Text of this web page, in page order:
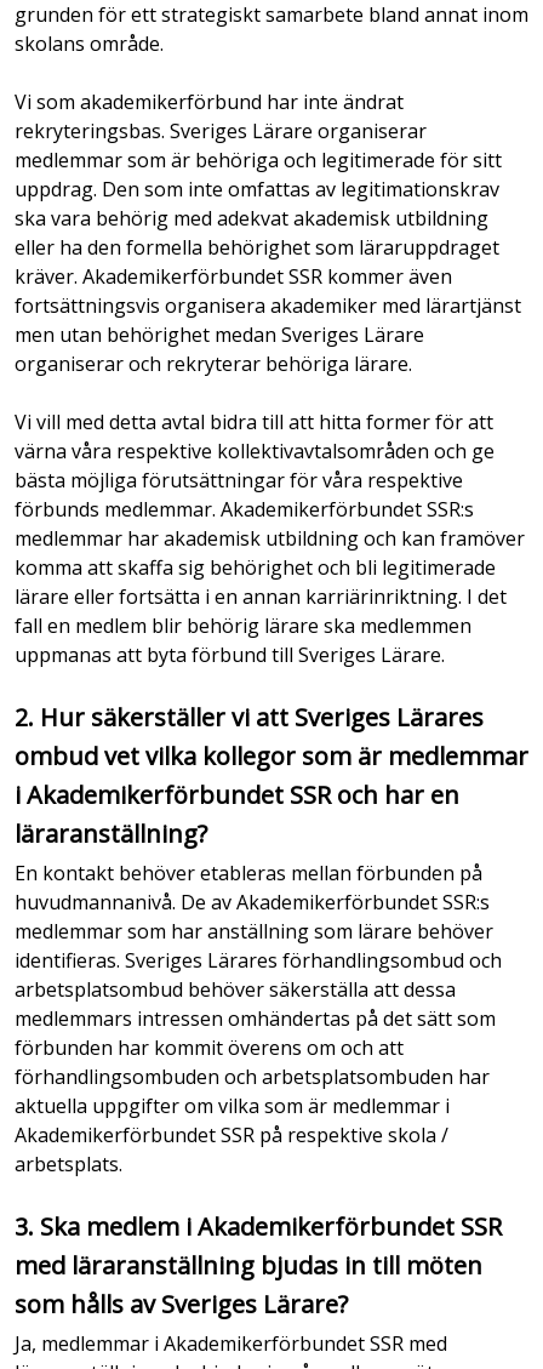
grunden för ett strategiskt samarbete bland annat inom
skolans område.
Vi som akademikerförbund har inte ändrat
rekryteringsbas. Sveriges Lärare organiserar
medlemmar som är behöriga och legitimerade för sitt
uppdrag. Den som inte omfattas av legitimationskrav
ska vara behörig med adekvat akademisk utbildning
eller ha den formella behörighet som läraruppdraget
kräver. Akademikerförbundet SSR kommer även
fortsättningsvis organisera akademiker med lärartjänst
men utan behörighet medan Sveriges Lärare
organiserar och rekryterar behöriga lärare.
Vi vill med detta avtal bidra till att hitta former för att
värna våra respektive kollektivavtalsområden och ge
bästa möjliga förutsättningar för våra respektive
förbunds medlemmar. Akademikerförbundet SSR:s
medlemmar har akademisk utbildning och kan framöver
komma att skaffa sig behörighet och bli legitimerade
lärare eller fortsätta i en annan karriärinriktning. I det
fall en medlem blir behörig lärare ska medlemmen
uppmanas att byta förbund till Sveriges Lärare.
2. Hur säkerställer vi att Sveriges Lärares
ombud vet vilka kollegor som är medlemmar
i Akademikerförbundet SSR och har en
läraranställning?
En kontakt behöver etableras mellan förbunden på
huvudmannanivå. De av Akademikerförbundet SSR:s
medlemmar som har anställning som lärare behöver
identifieras. Sveriges Lärares förhandlingsombud och
arbetsplatsombud behöver säkerställa att dessa
medlemmars intressen omhändertas på det sätt som
förbunden har kommit överens om och att
förhandlingsombuden och arbetsplatsombuden har
aktuella uppgifter om vilka som är medlemmar i
Akademikerförbundet SSR på respektive skola /
arbetsplats.
3. Ska medlem i Akademikerförbundet SSR
med läraranställning bjudas in till möten
som hålls av Sveriges Lärare?
Ja, medlemmar i Akademikerförbundet SSR med